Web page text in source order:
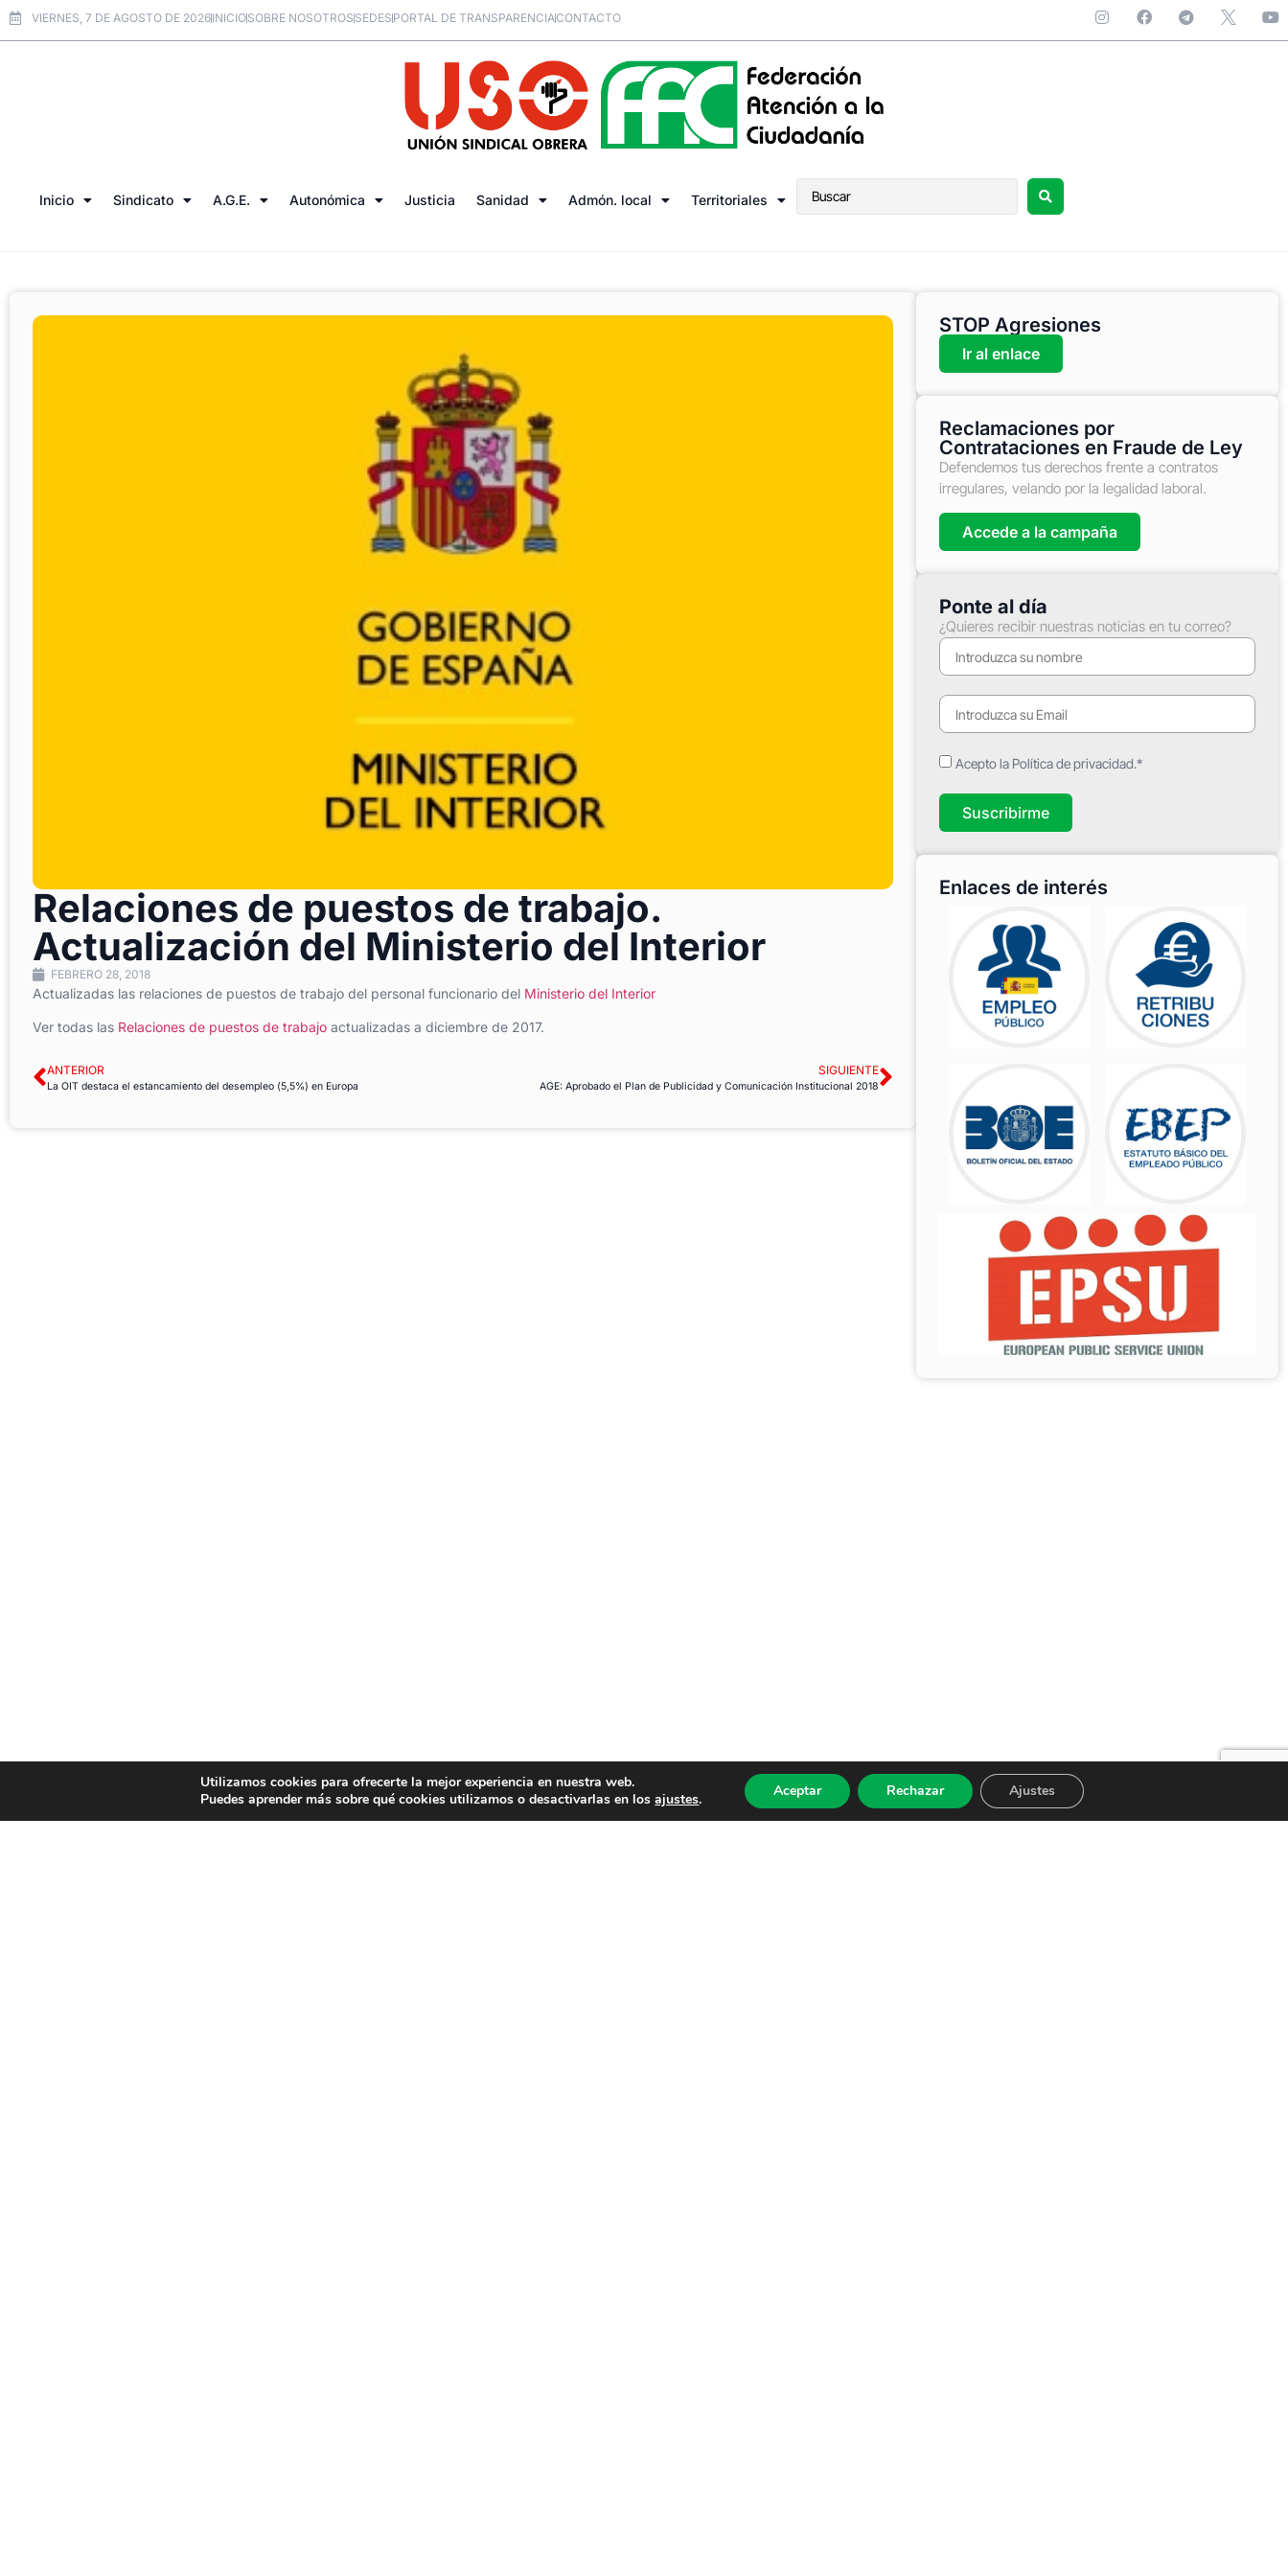
VIERNES, 7 DE AGOSTO DE 2026INICIOSOBRE NOSOTROSSEDESPORTAL DE TRANSPARENCIACONTACTO
Inicio Sindicato A.G.E. Autonómica Justicia Sanidad Admón. local Territoriales
Relaciones de puestos de trabajo.
Actualización del Ministerio del Interior
FEBRERO 28, 2018
Actualizadas las relaciones de puestos de trabajo del personal funcionario del Ministerio del Interior
Ver todas las Relaciones de puestos de trabajo actualizadas a diciembre de 2017.
ANTERIOR
La OIT destaca el estancamiento del desempleo (5,5%) en Europa
SIGUIENTE
AGE: Aprobado el Plan de Publicidad y Comunicación Institucional 2018
STOP Agresiones
Ir al enlace
Reclamaciones por
Contrataciones en Fraude de Ley
Defendemos tus derechos frente a contratos
irregulares, velando por la legalidad laboral.
Accede a la campaña
Ponte al día
¿Quieres recibir nuestras noticias en tu correo?
Acepto la Política de privacidad.*
Suscribirme
Enlaces de interés
Utilizamos cookies para ofrecerte la mejor experiencia en nuestra web.
Puedes aprender más sobre qué cookies utilizamos o desactivarlas en losajustes. Aceptar Rechazar Ajustes